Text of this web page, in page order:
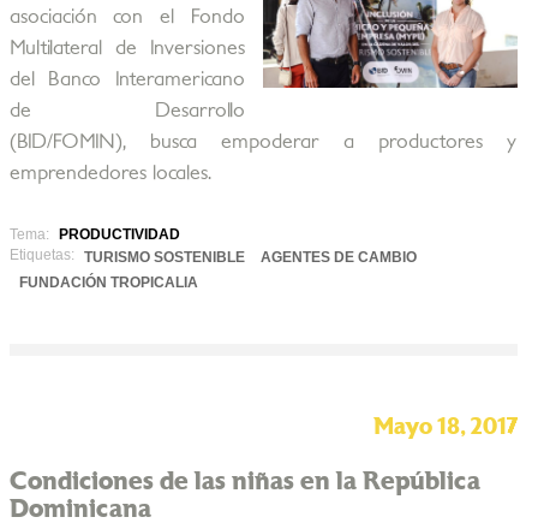
asociación con el Fondo
Multilateral de Inversiones
del Banco Interamericano
de Desarrollo
(BID/FOMIN), busca empoderar a productores y
emprendedores locales.
Tema:
PRODUCTIVIDAD
Etiquetas:
TURISMO SOSTENIBLE
AGENTES DE CAMBIO
FUNDACIÓN TROPICALIA
Mayo 18, 2017
Condiciones de las niñas en la República
Dominicana